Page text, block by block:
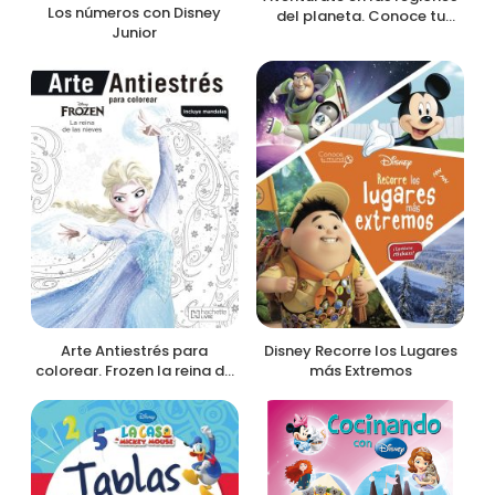
Los números con Disney
Junior
del planeta. Conoce tu
Arte Antiestrés para
colorear. Frozen la reina de
Disney Recorre los Lugares
más Extremos